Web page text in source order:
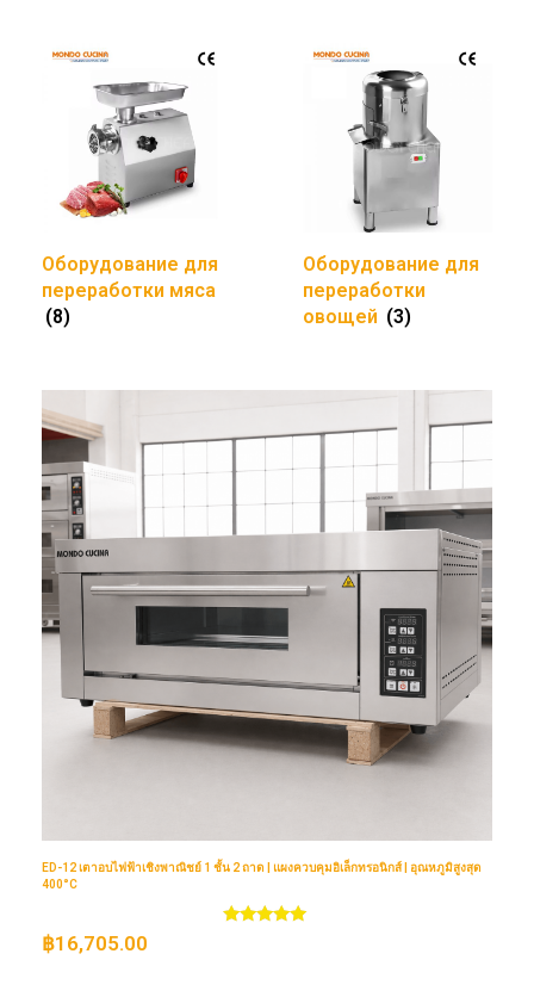
Оборудование для
переработки мяса
(8)
Оборудование для
переработки
овощей (3)
ED-12 เตาอบไฟฟ้าเชิงพาณิชย์ 1 ชั้น 2 ถาด | แผงควบคุมอิเล็กทรอนิกส์ | อุณหภูมิสูงสุด
400°C
฿16,705.00